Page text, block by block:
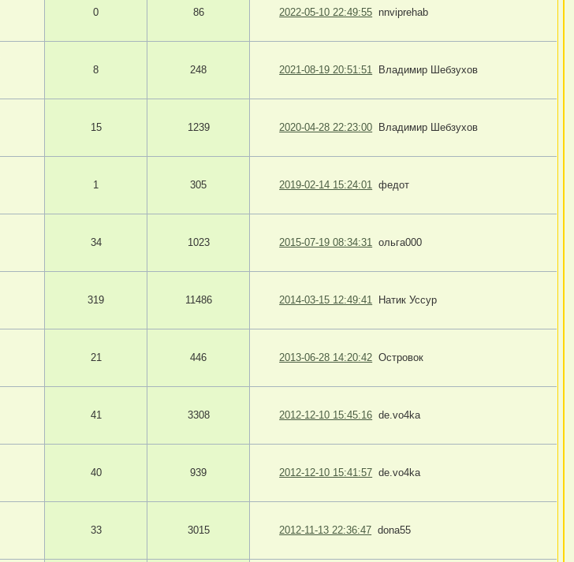
0
86 2022-05-10 22:49:55 nnviprehab
8
248 2021-08-19 20:51:51 Владимир Шебзухов
15
1239 2020-04-28 22:23:00 Владимир Шебзухов
1
305 2019-02-14 15:24:01 федот
34
1023 2015-07-19 08:34:31 ольга000
319
11486 2014-03-15 12:49:41 Натик Уссур
21
446 2013-06-28 14:20:42 Островок
41
3308 2012-12-10 15:45:16 de.vo4ka
40
939 2012-12-10 15:41:57 de.vo4ka
33
3015 2012-11-13 22:36:47 dona55